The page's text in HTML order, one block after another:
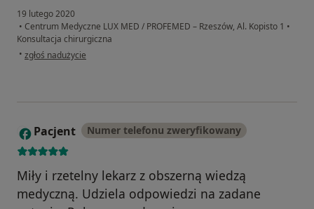
19 lutego 2020
• Centrum Medyczne LUX MED / PROFEMED – Rzeszów, Al. Kopisto 1 •
Konsultacja chirurgiczna
• w opinii użytkownika Paulina
zgłoś nadużycie
P Pacjent Numer telefonu zweryfikowany
Miły i rzetelny lekarz z obszerną wiedzą
medyczną. Udziela odpowiedzi na zadane